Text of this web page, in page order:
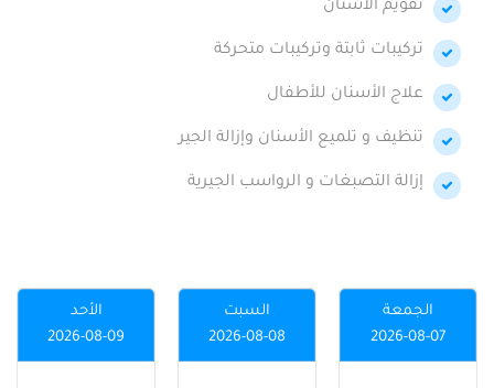
تقويم الأسنان
تركيبات ثابتة وتركيبات متحركة
علاج الأسنان للأطفال
تنظيف و تلميع الأسنان وإزالة الجير
إزالة التصبغات و الرواسب الجيرية
الجمعة
2026-08-07
السبت
2026-08-08
الأحد
2026-08-09